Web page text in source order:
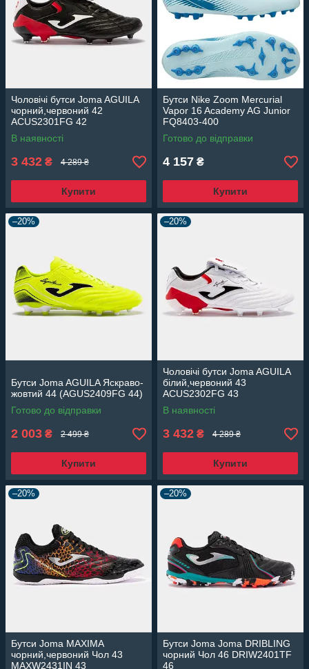
Чоловічі бутси Joma AGUILA
чорний,червоний 42
ACUS2301FG 42
В наявності
3 432 ₴ 4 289 ₴
Купити
Бутси Nike Zoom Mercurial
Vapor 16 Academy AG Junior
FQ8403-400
Готово до відправки
4 157 ₴
Купити
–20%
Бутси Joma AGUILA Яскраво-
жовтий 44 (AGUS2409FG 44)
Готово до відправки
2 003 ₴ 2 499 ₴
Купити
–20%
Чоловічі бутси Joma AGUILA
білий,червоний 43
ACUS2302FG 43
В наявності
3 432 ₴ 4 289 ₴
Купити
–20%
Бутси Joma MAXIMA
чорний,червоний Чол 43
MAXW2431IN 43
–20%
Бутси Joma Joma DRIBLING
чорний Чол 46 DRIW2401TF
46